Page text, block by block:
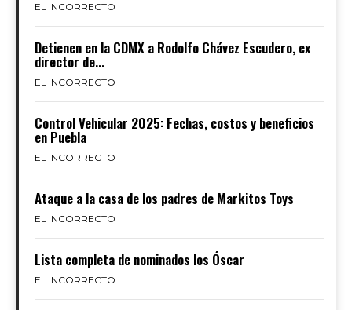
EL INCORRECTO
Detienen en la CDMX a Rodolfo Chávez Escudero, ex
director de...
EL INCORRECTO
Control Vehicular 2025: Fechas, costos y beneficios
en Puebla
EL INCORRECTO
Ataque a la casa de los padres de Markitos Toys
EL INCORRECTO
Lista completa de nominados los Óscar
EL INCORRECTO